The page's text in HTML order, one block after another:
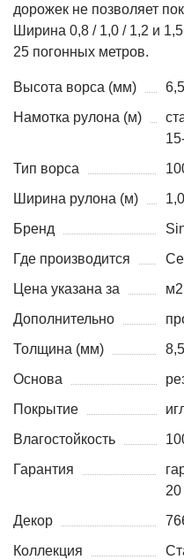
дорожек не позволяет
Ширина 0,8 / 1,0 / 1,2 и
25 погонных метров.
Высота ворса (мм)
Намотка рулона (м)
Тип ворса
Ширина рулона (м)
Бренд
Где производится
Цена указана за
м2
Дополнительно
Толщина (мм)
Основа
Покрытие
Влагостойкость
Гарантия
20
Декор
Коллекция